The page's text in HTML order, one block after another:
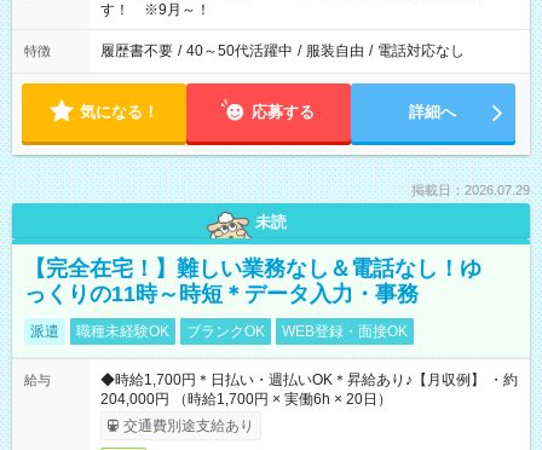
す！ ※9月～！
特徴 履歴書不要 / 40～50代活躍中 / 服装自由 / 電話対応なし
気になる！ 応募する 詳細へ
掲載日：2026.07.29
未読
【完全在宅！】難しい業務なし＆電話なし！ゆ
っくりの11時～時短＊データ入力・事務
派遣 職種未経験OK ブランクOK WEB登録・面接OK
給与
◆時給1,700円＊日払い・週払いOK＊昇給あり♪【月収例】 ・約
204,000円 （時給1,700円 × 実働6h × 20日）
交通費別途支給あり